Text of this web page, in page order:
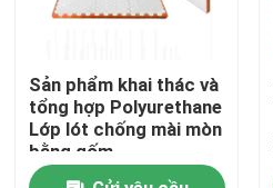
Nhà
Sản phẩm
Sản phẩm khai thác và
tổng hợp Polyurethane
Lớp lót chống mài mòn
bằng gốm
Polyurethane